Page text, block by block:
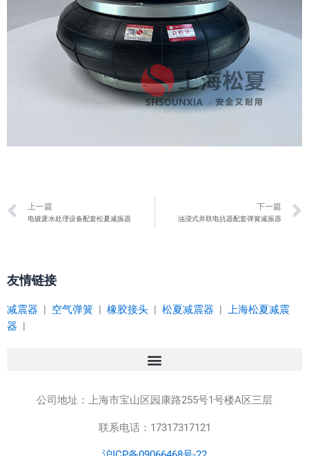
Prev
上一篇
电镀废水处理设备配套松夏减振器
下一篇
油浸式并联电抗器配套弹簧减振器
友情链接
减震器 | 空气弹簧 | 橡胶接头 | 松夏减震器 | 上海松夏减震
器 |
公司地址： 上海市宝山区园康路255号1号楼A区三层
联系电话：17317317121